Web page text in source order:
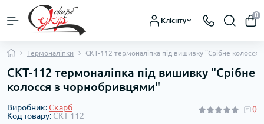
Клієнту
0
Термоналіпки СКТ-112 термоналіпка під вишивку "Срібне
СКТ-112 термоналіпка під вишивку "Срібне
колосся з чорнобривцями"
Виробник:Скарб
Код товару: СКТ-112
0